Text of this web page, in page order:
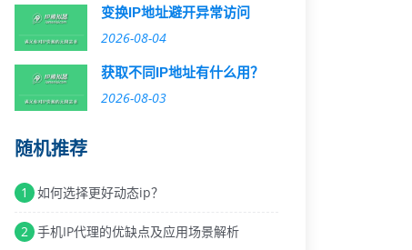
变换IP地址避开异常访问
2026-08-04
获取不同IP地址有什么用？
2026-08-03
随机推荐
1 如何选择更好动态ip？
2 手机IP代理的优缺点及应用场景解析